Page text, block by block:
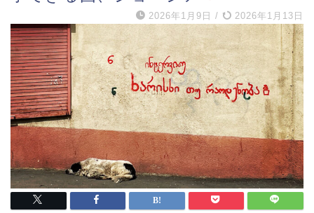
2026年1月9日 / 2026年1月13日